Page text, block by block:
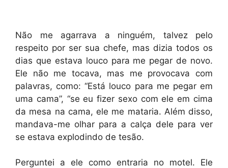
Não me agarrava a ninguém, talvez pelo
respeito por ser sua chefe, mas dizia todos os
dias que estava louco para me pegar de novo.
Ele não me tocava, mas me provocava com
palavras, como: “Está louco para me pegar em
uma cama”, “se eu fizer sexo com ele em cima
da mesa na cama, ele me mataria. Além disso,
mandava-me olhar para a calça dele para ver
se estava explodindo de tesão.
Perguntei a ele como entraria no motel. Ele